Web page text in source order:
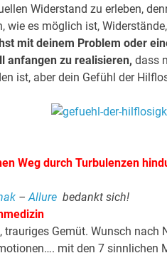
Widerstand zu erleben,
wie es möglich ist,
mit deinem Problem oder
anfangen zu realisieren, dass
ist, aber dein Gefühl der
Weg durch Turbulenzen
–Allure bedankt sich!
trauriges Gemüt. Wunsch
mit den 7 sinnlichen